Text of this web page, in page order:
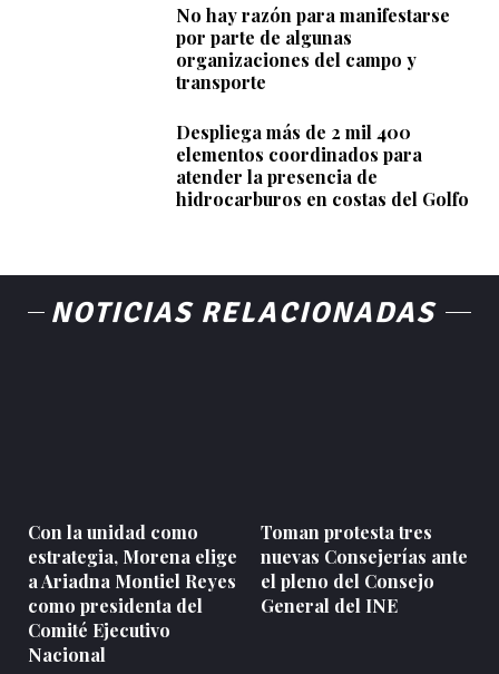
No hay razón para manifestarse
por parte de algunas
organizaciones del campo y
transporte
Despliega más de 2 mil 400
elementos coordinados para
atender la presencia de
hidrocarburos en costas del Golfo
NOTICIAS RELACIONADAS
Con la unidad como
estrategia, Morena elige
a Ariadna Montiel Reyes
como presidenta del
Comité Ejecutivo
Nacional
Toman protesta tres
nuevas Consejerías ante
el pleno del Consejo
General del INE